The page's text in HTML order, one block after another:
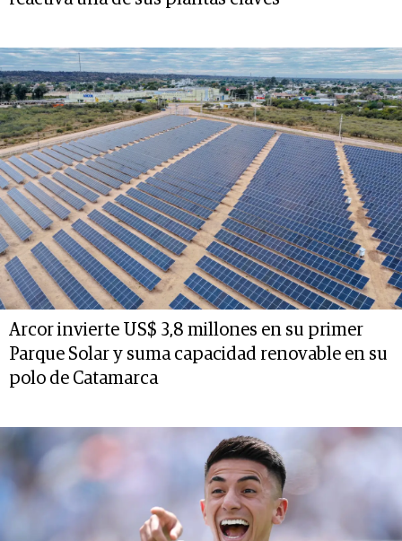
Arcor invierte US$ 3,8 millones en su primer
Parque Solar y suma capacidad renovable en su
polo de Catamarca